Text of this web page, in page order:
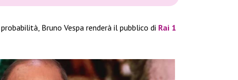
Bruno Vespa renderà il pubblico di Rai 1